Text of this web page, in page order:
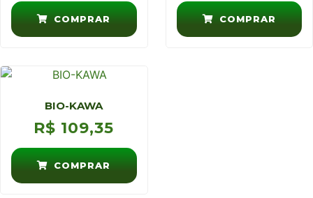
COMPRAR COMPRAR
BIO-KAWA
R$ 109,35
COMPRAR